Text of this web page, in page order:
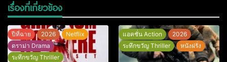
เรื่องที่เกี่ยวข้อง
ปีที่ฉาย 2026
Netflix
ดราม่า Drama
ระทึกขวัญ Thriller
แอคชั่น Action
2026
ระทึกขวัญ Thriller
หนังฝรั่ง